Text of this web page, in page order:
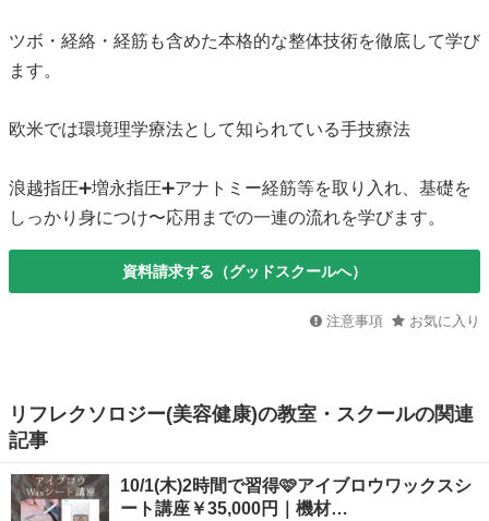
ツボ・経絡・経筋も含めた本格的な整体技術を徹底して学び
ます。
欧米では環境理学療法として知られている手技療法
浪越指圧➕増永指圧➕アナトミー経筋等を取り入れ、基礎を
しっかり身につけ〜応用までの一連の流れを学びます。
資料請求する（グッドスクールへ）
注意事項 お気に入り
リフレクソロジー(美容健康)の教室・スクールの関連
記事
10/1(木)2時間で習得🩷アイブロウワックスシ
ート講座￥35,000円｜機材…